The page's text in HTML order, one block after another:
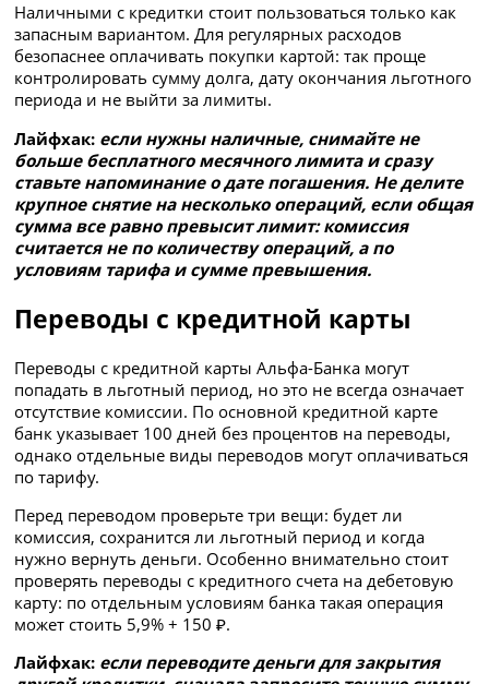
Наличными с кредитки стоит пользоваться только как
запасным вариантом. Для регулярных расходов
безопаснее оплачивать покупки картой: так проще
контролировать сумму долга, дату окончания льготного
периода и не выйти за лимиты.
Лайфхак: если нужны наличные, снимайте не
больше бесплатного месячного лимита и сразу
ставьте напоминание о дате погашения. Не делите
крупное снятие на несколько операций, если общая
сумма все равно превысит лимит: комиссия
считается не по количеству операций, а по
условиям тарифа и сумме превышения.
Переводы с кредитной карты
Переводы с кредитной карты Альфа-Банка могут
попадать в льготный период, но это не всегда означает
отсутствие комиссии. По основной кредитной карте
банк указывает 100 дней без процентов на переводы,
однако отдельные виды переводов могут оплачиваться
по тарифу.
Перед переводом проверьте три вещи: будет ли
комиссия, сохранится ли льготный период и когда
нужно вернуть деньги. Особенно внимательно стоит
проверять переводы с кредитного счета на дебетовую
карту: по отдельным условиям банка такая операция
может стоить 5,9% + 150 ₽.
Лайфхак: если переводите деньги для закрытия